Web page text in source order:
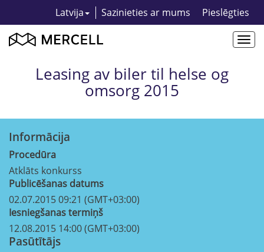
Latvija Sazinieties ar mums Pieslēgties
Leasing av biler til helse og
omsorg 2015
Informācija
Procedūra
Atklāts konkurss
Publicēšanas datums
02.07.2015 09:21 (GMT+03:00)
Iesniegšanas termiņš
12.08.2015 14:00 (GMT+03:00)
Pasūtītājs